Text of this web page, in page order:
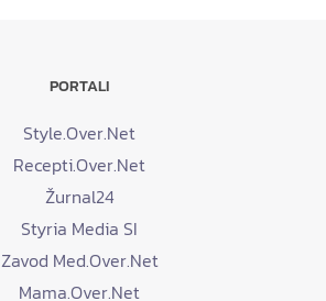
PORTALI
Style.Over.Net
Recepti.Over.Net
Žurnal24
Styria Media SI
Zavod Med.Over.Net
Mama.Over.Net